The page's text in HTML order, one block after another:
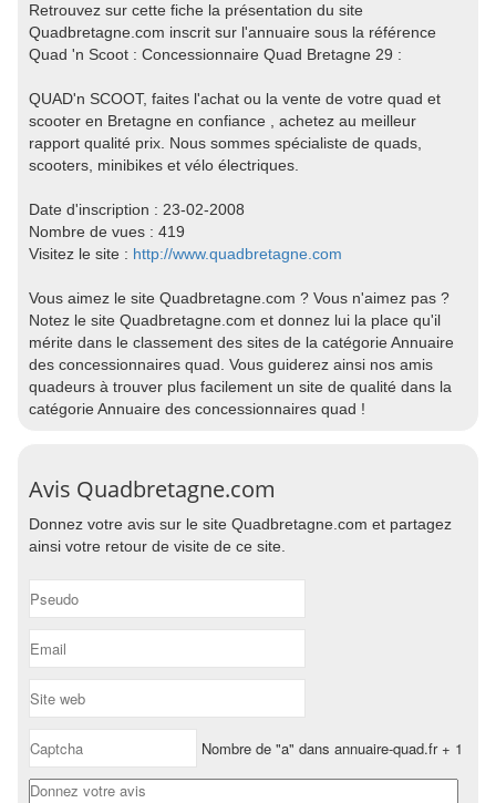
Retrouvez sur cette fiche la présentation du site
Quadbretagne.com inscrit sur l'annuaire sous la référence
Quad 'n Scoot : Concessionnaire Quad Bretagne 29 :
QUAD'n SCOOT, faites l'achat ou la vente de votre quad et
scooter en Bretagne en confiance , achetez au meilleur
rapport qualité prix. Nous sommes spécialiste de quads,
scooters, minibikes et vélo électriques.
Date d'inscription : 23-02-2008
Nombre de vues : 419
Visitez le site : http://www.quadbretagne.com
Vous aimez le site Quadbretagne.com ? Vous n'aimez pas ?
Notez le site Quadbretagne.com et donnez lui la place qu'il
mérite dans le classement des sites de la catégorie Annuaire
des concessionnaires quad. Vous guiderez ainsi nos amis
quadeurs à trouver plus facilement un site de qualité dans la
catégorie Annuaire des concessionnaires quad !
Avis Quadbretagne.com
Donnez votre avis sur le site Quadbretagne.com et partagez
ainsi votre retour de visite de ce site.
Nombre de "a" dans annuaire-quad.fr + 1